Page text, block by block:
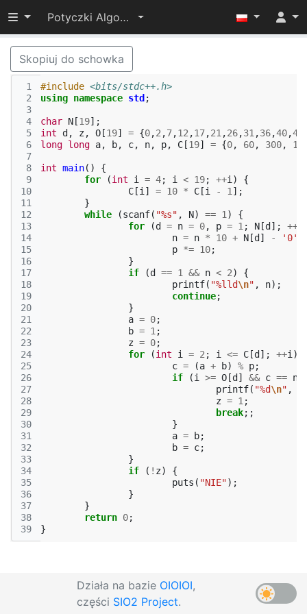
Przełącz widoczność menu
Potyczki Algorytmiczne 2015
Skopiuj do schowka
1
2
3
4
5
6
7
8
9
10
11
12
13
14
15
16
17
18
19
20
21
22
23
24
25
26
27
28
29
30
31
32
33
34
35
36
37
38
39
#include <bits/stdc++.h>
using namespace std ;
char N [19];
int
d , z, O [19] = {0,2 ,7,12 ,17,21 ,26,31 ,36,40,45
long long a, b, c, n, p, C [19] = {0, 60, 300,
int main()
{
for
(int i = 4; i < 19; ++i )
{
C [i ] = 10 * C [i - 1 ];
}
while
(scanf( "%s" , N) == 1 )
{
for
(d = n = 0, p = 1 ; N [d ]; ++
n = n * 10 + N [d ] - '0'
p *= 10;
}
if
(d == 1 && n < 2)
{
printf( "%lld\n" , n);
continue;
}
a = 0;
b = 1 ;
z = 0;
for
(int i = 2 ; i <= C [d ]; ++i )
c = (a + b) % p;
if
(i >= O [d ] && c == n
printf( "%d\n" ,
z = 1 ;
break;;
}
a = b;
b = c;
}
if
( ! z)
{
puts ( "NIE");
}
}
return 0;
}
Działa na bazie OIOIOI,
części SIO2 Project.